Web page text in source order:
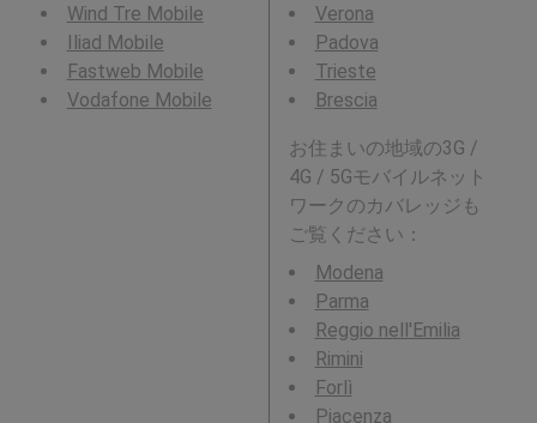
Wind Tre Mobile
Iliad Mobile
Fastweb Mobile
Vodafone Mobile
Verona
Padova
Trieste
Brescia
お住まいの地域の3G /
4G / 5Gモバイルネット
ワークのカバレッジも
ご覧ください：
Modena
Parma
Reggio nell'Emilia
Rimini
Forlì
Piacenza